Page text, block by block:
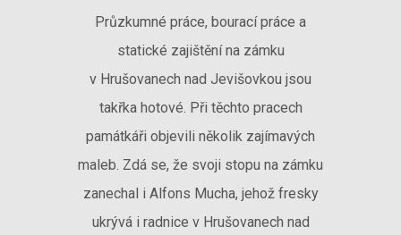
Průzkumné práce, bourací práce a
statické zajištění na zámku
v Hrušovanech nad Jevišovkou jsou
takřka hotové. Při těchto pracech
památkáři objevili několik zajímavých
maleb. Zdá se, že svoji stopu na zámku
zanechal i Alfons Mucha, jehož fresky
ukrývá i radnice v Hrušovanech nad